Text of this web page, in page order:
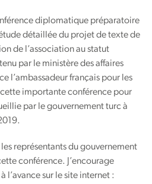
diplomatique préparatoire
détaillée du projet de texte de
de l’association au statut
par le ministère des affaires
l’ambassadeur français pour les
importante conférence pour
par le gouvernement turc à
représentants du gouvernement
conférence. J’encourage
l’avance sur le site internet :